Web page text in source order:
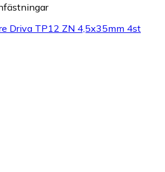
Driva TP12 ZN 4,5x35mm 4st